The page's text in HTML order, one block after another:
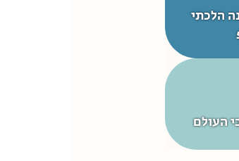
הלכתי
העולם